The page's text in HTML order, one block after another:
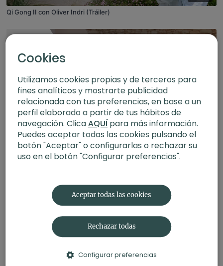
Qi Gong II con Oliver Indri (Tráiler)
38:43
Qi Gong para tu salud I Los ocho brocados de seda (Baduanjin)
Cookies
Utilizamos cookies propias y de terceros para
fines analíticos y mostrarte publicidad
relacionada con tus preferencias, en base a un
perfil elaborado a partir de tus hábitos de
navegación. ClicaAQUÍpara más información.
Puedes aceptar todas las cookies pulsando el
botón "Aceptar" o configurarlas o rechazar su
uso en el botón "Configurar preferencias".
Aceptar todas las cookies
Rechazar todas
Configurar preferencias